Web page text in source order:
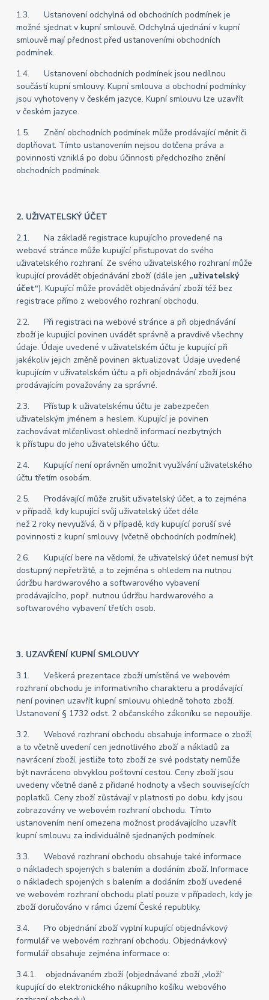
1.3. Ustanovení odchylná od obchodních podmínek je
možné sjednat v kupní smlouvě. Odchylná ujednání v kupní
smlouvě mají přednost před ustanoveními obchodních
podmínek.
1.4. Ustanovení obchodních podmínek jsou nedílnou
součástí kupní smlouvy. Kupní smlouva a obchodní podmínky
jsou vyhotoveny v českém jazyce. Kupní smlouvu lze uzavřít
v českém jazyce.
1.5. Znění obchodních podmínek může prodávající měnit či
doplňovat. Tímto ustanovením nejsou dotčena práva a
povinnosti vzniklá po dobu účinnosti předchozího znění
obchodních podmínek.
2. UŽIVATELSKÝ ÚČET
2.1. Na základě registrace kupujícího provedené na
webové stránce může kupující přistupovat do svého
uživatelského rozhraní. Ze svého uživatelského rozhraní může
kupující provádět objednávání zboží (dále jen „uživatelský
účet“). Kupující může provádět objednávání zboží též bez
registrace přímo z webového rozhraní obchodu.
2.2. Při registraci na webové stránce a při objednávání
zboží je kupující povinen uvádět správně a pravdivě všechny
údaje. Údaje uvedené v uživatelském účtu je kupující při
jakékoliv jejich změně povinen aktualizovat. Údaje uvedené
kupujícím v uživatelském účtu a při objednávání zboží jsou
prodávajícím považovány za správné.
2.3. Přístup k uživatelskému účtu je zabezpečen
uživatelským jménem a heslem. Kupující je povinen
zachovávat mlčenlivost ohledně informací nezbytných
k přístupu do jeho uživatelského účtu.
2.4. Kupující není oprávněn umožnit využívání uživatelského
účtu třetím osobám.
2.5. Prodávající může zrušit uživatelský účet, a to zejména
v případě, kdy kupující svůj uživatelský účet déle
než 2 roky nevyužívá, či v případě, kdy kupující poruší své
povinnosti z kupní smlouvy (včetně obchodních podmínek).
2.6. Kupující bere na vědomí, že uživatelský účet nemusí být
dostupný nepřetržitě, a to zejména s ohledem na nutnou
údržbu hardwarového a softwarového vybavení
prodávajícího, popř. nutnou údržbu hardwarového a
softwarového vybavení třetích osob.
3. UZAVŘENÍ KUPNÍ SMLOUVY
3.1. Veškerá prezentace zboží umístěná ve webovém
rozhraní obchodu je informativního charakteru a prodávající
není povinen uzavřít kupní smlouvu ohledně tohoto zboží.
Ustanovení § 1732 odst. 2 občanského zákoníku se nepoužije.
3.2. Webové rozhraní obchodu obsahuje informace o zboží,
a to včetně uvedení cen jednotlivého zboží a nákladů za
navrácení zboží, jestliže toto zboží ze své podstaty nemůže
být navráceno obvyklou poštovní cestou. Ceny zboží jsou
uvedeny včetně daně z přidané hodnoty a všech souvisejících
poplatků. Ceny zboží zůstávají v platnosti po dobu, kdy jsou
zobrazovány ve webovém rozhraní obchodu. Tímto
ustanovením není omezena možnost prodávajícího uzavřít
kupní smlouvu za individuálně sjednaných podmínek.
3.3. Webové rozhraní obchodu obsahuje také informace
o nákladech spojených s balením a dodáním zboží. Informace
o nákladech spojených s balením a dodáním zboží uvedené
ve webovém rozhraní obchodu platí pouze v případech, kdy je
zboží doručováno v rámci území České republiky.
3.4. Pro objednání zboží vyplní kupující objednávkový
formulář ve webovém rozhraní obchodu. Objednávkový
formulář obsahuje zejména informace o:
3.4.1. objednávaném zboží (objednávané zboží „vloží“
kupující do elektronického nákupního košíku webového